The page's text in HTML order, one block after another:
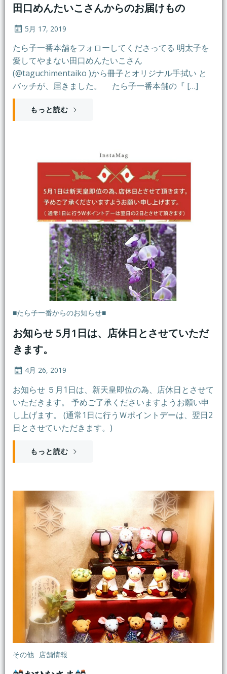
田口めんたいこさんからのお届けもの
5月 17, 2019
たら子一番本舗をフォローしてくださってる 明太子を
愛してやまない田口めんたいこさん
(@taguchimentaiko )から冊子とオリジナル手拭い と
バッチが、届きました。 たら子一番本舗の『 […]
もっと読む
■たら子一番からのお知らせ■
お知らせ 5月1日は、店休日とさせていただ
きます。
4月 26, 2019
お知らせ ５月1日は、新天皇即位の為、店休日とさせて
いただきます。 予めご了承くださいますようお願い申
し上げます。 (通常1日に行うＷポイントデーは、翌日2
日とさせていただきます。)
もっと読む
その他 店舗情報